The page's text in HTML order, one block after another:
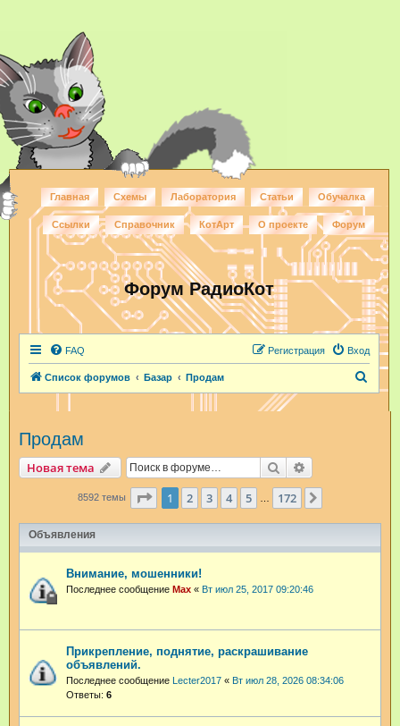
Главная Схемы Лаборатория Статьи Обучалка
Ссылки Справочник КотАрт О проекте Форум
Форум РадиоКот
FAQ Вход
Регистрация
Список форумов Базар Продам
Продам
Новая тема Поиск
8592 темы Страница из 172
1 2 3 4 5 172
Объявления
Внимание, мошенники!
Последнее сообщение Max « Вт июл 25, 2017 09:20:46
Прикрепление, поднятие, раскрашивание
объявлений.
Последнее сообщение Lecter2017 « Вт июл 28, 2026 08:34:06
Ответы: 6